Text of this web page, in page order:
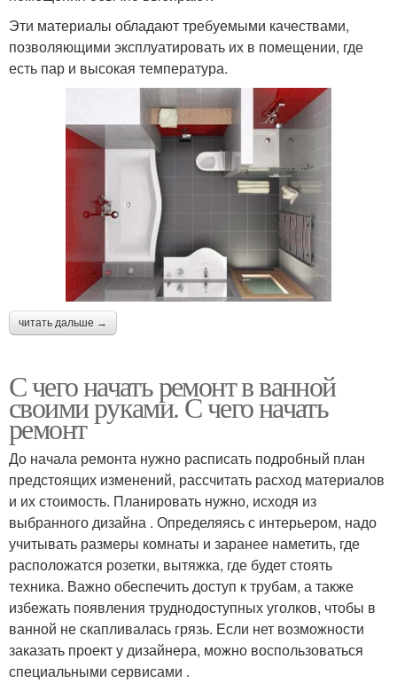
Эти материалы обладают требуемыми качествами,
позволяющими эксплуатировать их в помещении, где
есть пар и высокая температура.
читать дальше →
С чего начать ремонт в ванной
своими руками. С чего начать
ремонт
До начала ремонта нужно расписать подробный план
предстоящих изменений, рассчитать расход материалов
и их стоимость. Планировать нужно, исходя из
выбранного дизайна . Определяясь с интерьером, надо
учитывать размеры комнаты и заранее наметить, где
расположатся розетки, вытяжка, где будет стоять
техника. Важно обеспечить доступ к трубам, а также
избежать появления труднодоступных уголков, чтобы в
ванной не скапливалась грязь. Если нет возможности
заказать проект у дизайнера, можно воспользоваться
специальными сервисами .